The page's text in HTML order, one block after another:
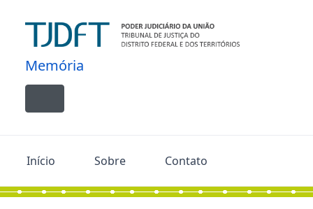
Memória
Toggle navigation
Início Sobre Contato